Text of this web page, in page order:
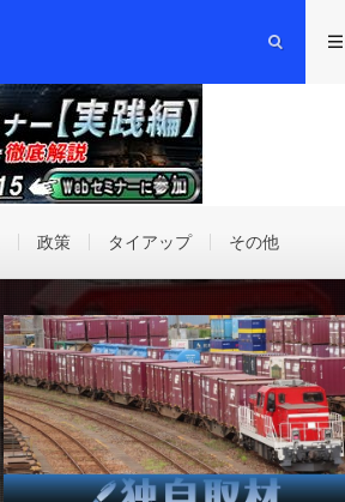
政策 タイアップ その他